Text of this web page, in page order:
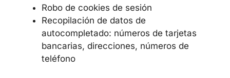
Extracción de contraseñas guardadas
en navegadores basados en Chromium
y Gecko
Robo de cookies de sesión